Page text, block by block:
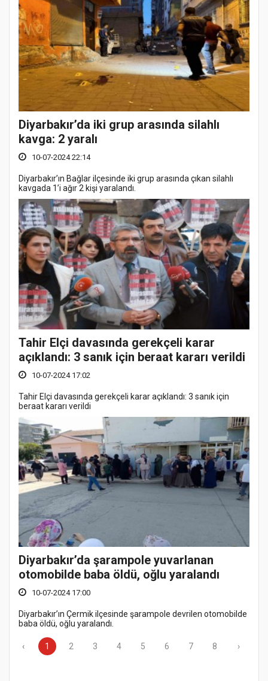
Diyarbakır’da iki grup arasında silahlı
kavga: 2 yaralı
10-07-2024 22:14
Diyarbakır’ın Bağlar ilçesinde iki grup arasında çıkan silahlı
kavgada 1’i ağır 2 kişi yaralandı.
Tahir Elçi davasında gerekçeli karar
açıklandı: 3 sanık için beraat kararı verildi
10-07-2024 17:02
Tahir Elçi davasında gerekçeli karar açıklandı: 3 sanık için
beraat kararı verildi
Diyarbakır’da şarampole yuvarlanan
otomobilde baba öldü, oğlu yaralandı
10-07-2024 17:00
Diyarbakır’ın Çermik ilçesinde şarampole devrilen otomobilde
baba öldü, oğlu yaralandı.
‹ 1 2 3 4 5 6 7 8 ›